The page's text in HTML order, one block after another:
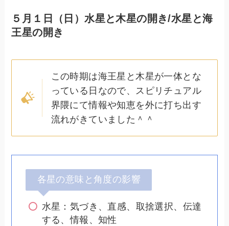
５月１日（日）水星と木星の開き/水星と海
王星の開き
この時期は海王星と木星が一体とな
っている日なので、スピリチュアル
界隈にて情報や知恵を外に打ち出す
流れがきていました＾＾
各星の意味と角度の影響
水星：気づき、直感、取捨選択、伝達
する、情報、知性